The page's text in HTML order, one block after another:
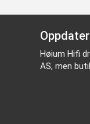
Høium Hifi
AS, men